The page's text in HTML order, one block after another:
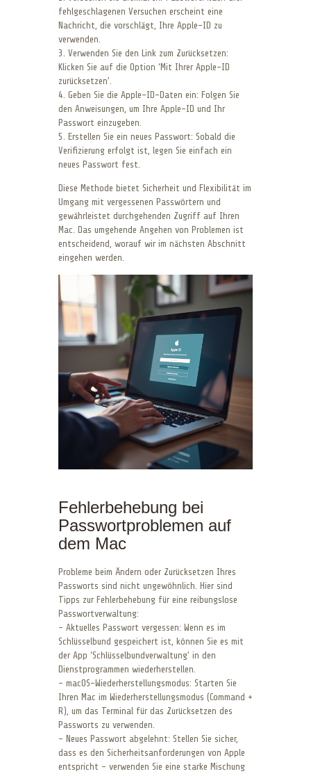
fehlgeschlagenen Versuchen erscheint eine
Nachricht, die vorschlägt, Ihre Apple-ID zu
verwenden.
3. Verwenden Sie den Link zum Zurücksetzen:
Klicken Sie auf die Option ‘Mit Ihrer Apple-ID
zurücksetzen’.
4. Geben Sie die Apple-ID-Daten ein: Folgen Sie
den Anweisungen, um Ihre Apple-ID und Ihr
Passwort einzugeben.
5. Erstellen Sie ein neues Passwort: Sobald die
Verifizierung erfolgt ist, legen Sie einfach ein
neues Passwort fest.
Diese Methode bietet Sicherheit und Flexibilität im
Umgang mit vergessenen Passwörtern und
gewährleistet durchgehenden Zugriff auf Ihren
Mac. Das umgehende Angehen von Problemen ist
entscheidend, worauf wir im nächsten Abschnitt
eingehen werden.
Fehlerbehebung bei
Passwortproblemen auf
dem Mac
Probleme beim Ändern oder Zurücksetzen Ihres
Passworts sind nicht ungewöhnlich. Hier sind
Tipps zur Fehlerbehebung für eine reibungslose
Passwortverwaltung:
– Aktuelles Passwort vergessen: Wenn es im
Schlüsselbund gespeichert ist, können Sie es mit
der App ‘Schlüsselbundverwaltung’ in den
Dienstprogrammen wiederherstellen.
– macOS-Wiederherstellungsmodus: Starten Sie
Ihren Mac im Wiederherstellungsmodus (Command +
R), um das Terminal für das Zurücksetzen des
Passworts zu verwenden.
– Neues Passwort abgelehnt: Stellen Sie sicher,
dass es den Sicherheitsanforderungen von Apple
entspricht – verwenden Sie eine starke Mischung